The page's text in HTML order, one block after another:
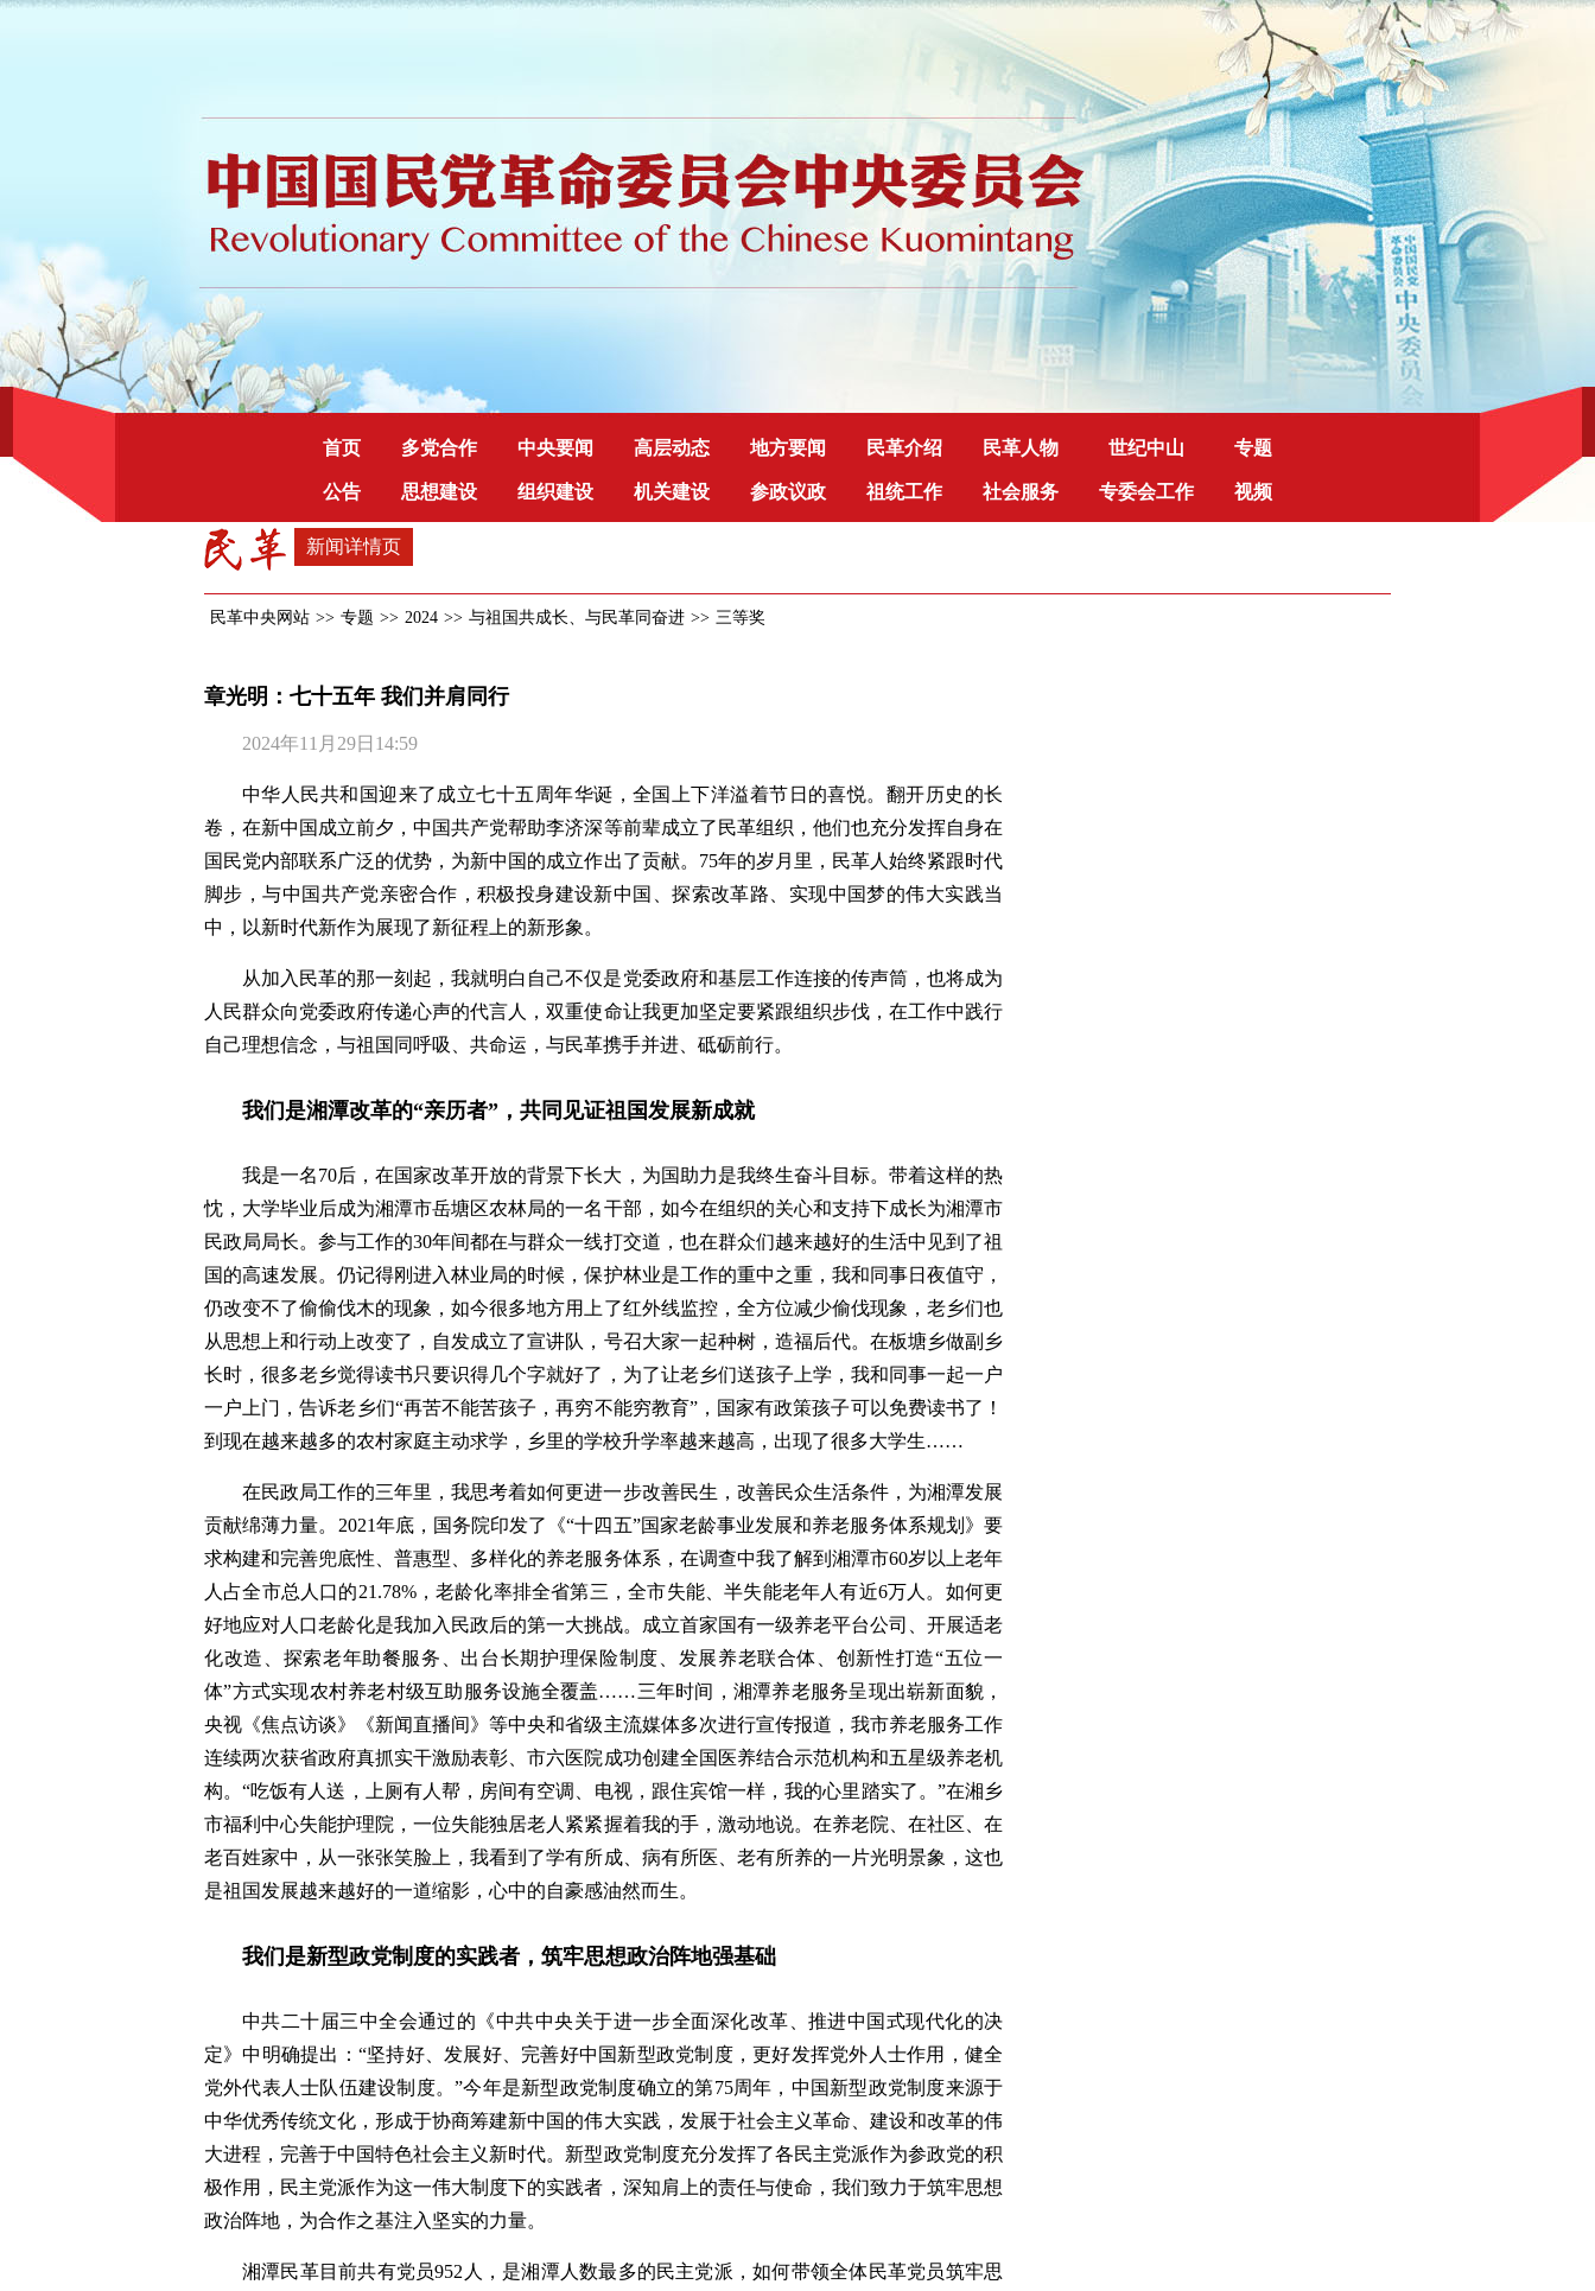
首页 多党合作 中央要闻 高层动态 地方要闻 民革介绍 民革人物 世纪中山 专题
公告 思想建设 组织建设 机关建设 参政议政 祖统工作 社会服务 专委会工作 视频
新闻详情页
民革中央网站 >> 专题 >> 2024 >> 与祖国共成长、与民革同奋进 >> 三等奖
章光明：七十五年 我们并肩同行
2024年11月29日14:59
中华人民共和国迎来了成立七十五周年华诞，全国上下洋溢着节日的喜悦。翻开历史的长
卷，在新中国成立前夕，中国共产党帮助李济深等前辈成立了民革组织，他们也充分发挥自身在
国民党内部联系广泛的优势，为新中国的成立作出了贡献。75年的岁月里，民革人始终紧跟时代
脚步，与中国共产党亲密合作，积极投身建设新中国、探索改革路、实现中国梦的伟大实践当
中，以新时代新作为展现了新征程上的新形象。
从加入民革的那一刻起，我就明白自己不仅是党委政府和基层工作连接的传声筒，也将成为
人民群众向党委政府传递心声的代言人，双重使命让我更加坚定要紧跟组织步伐，在工作中践行
自己理想信念，与祖国同呼吸、共命运，与民革携手并进、砥砺前行。
我们是湘潭改革的“亲历者”，共同见证祖国发展新成就
我是一名70后，在国家改革开放的背景下长大，为国助力是我终生奋斗目标。带着这样的热
忱，大学毕业后成为湘潭市岳塘区农林局的一名干部，如今在组织的关心和支持下成长为湘潭市
民政局局长。参与工作的30年间都在与群众一线打交道，也在群众们越来越好的生活中见到了祖
国的高速发展。仍记得刚进入林业局的时候，保护林业是工作的重中之重，我和同事日夜值守，
仍改变不了偷偷伐木的现象，如今很多地方用上了红外线监控，全方位减少偷伐现象，老乡们也
从思想上和行动上改变了，自发成立了宣讲队，号召大家一起种树，造福后代。在板塘乡做副乡
长时，很多老乡觉得读书只要识得几个字就好了，为了让老乡们送孩子上学，我和同事一起一户
一户上门，告诉老乡们“再苦不能苦孩子，再穷不能穷教育”，国家有政策孩子可以免费读书了！
到现在越来越多的农村家庭主动求学，乡里的学校升学率越来越高，出现了很多大学生……
在民政局工作的三年里，我思考着如何更进一步改善民生，改善民众生活条件，为湘潭发展
贡献绵薄力量。2021年底，国务院印发了《“十四五”国家老龄事业发展和养老服务体系规划》要
求构建和完善兜底性、普惠型、多样化的养老服务体系，在调查中我了解到湘潭市60岁以上老年
人占全市总人口的21.78%，老龄化率排全省第三，全市失能、半失能老年人有近6万人。如何更
好地应对人口老龄化是我加入民政后的第一大挑战。成立首家国有一级养老平台公司、开展适老
化改造、探索老年助餐服务、出台长期护理保险制度、发展养老联合体、创新性打造“五位一
体”方式实现农村养老村级互助服务设施全覆盖……三年时间，湘潭养老服务呈现出崭新面貌，
央视《焦点访谈》《新闻直播间》等中央和省级主流媒体多次进行宣传报道，我市养老服务工作
连续两次获省政府真抓实干激励表彰、市六医院成功创建全国医养结合示范机构和五星级养老机
构。“吃饭有人送，上厕有人帮，房间有空调、电视，跟住宾馆一样，我的心里踏实了。”在湘乡
市福利中心失能护理院，一位失能独居老人紧紧握着我的手，激动地说。在养老院、在社区、在
老百姓家中，从一张张笑脸上，我看到了学有所成、病有所医、老有所养的一片光明景象，这也
是祖国发展越来越好的一道缩影，心中的自豪感油然而生。
我们是新型政党制度的实践者，筑牢思想政治阵地强基础
中共二十届三中全会通过的《中共中央关于进一步全面深化改革、推进中国式现代化的决
定》中明确提出：“坚持好、发展好、完善好中国新型政党制度，更好发挥党外人士作用，健全
党外代表人士队伍建设制度。”今年是新型政党制度确立的第75周年，中国新型政党制度来源于
中华优秀传统文化，形成于协商筹建新中国的伟大实践，发展于社会主义革命、建设和改革的伟
大进程，完善于中国特色社会主义新时代。新型政党制度充分发挥了各民主党派作为参政党的积
极作用，民主党派作为这一伟大制度下的实践者，深知肩上的责任与使命，我们致力于筑牢思想
政治阵地，为合作之基注入坚实的力量。
湘潭民革目前共有党员952人，是湘潭人数最多的民主党派，如何带领全体民革党员筑牢思